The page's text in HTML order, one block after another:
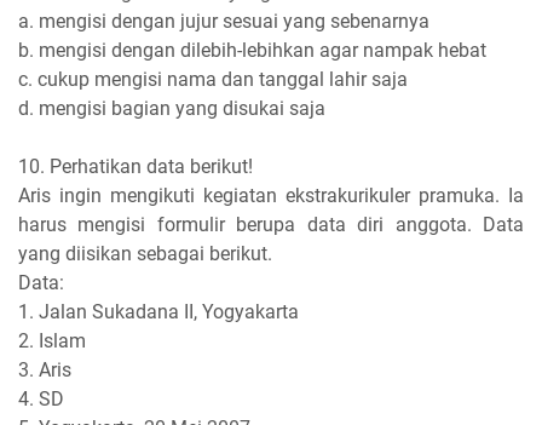
a. mengisi dengan jujur sesuai yang sebenarnya
b. mengisi dengan dilebih-lebihkan agar nampak hebat
c. cukup mengisi nama dan tanggal lahir saja
d. mengisi bagian yang disukai saja
10. Perhatikan data berikut!
Aris ingin mengikuti kegiatan ekstrakurikuler pramuka. Ia
harus mengisi formulir berupa data diri anggota. Data
yang diisikan sebagai berikut.
Data:
1. Jalan Sukadana II, Yogyakarta
2. Islam
3. Aris
4. SD